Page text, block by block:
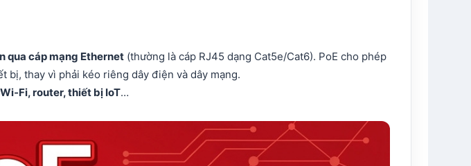
qua cáp mạng Ethernet (thường là cáp RJ45 dạng Cat5e/Cat6). PoE cho phép
bị, thay vì phải kéo riêng dây điện và dây mạng.
router, thiết bị IoT…